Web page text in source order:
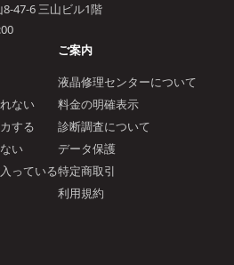
47-6 三山ビル1階
ない
する
い
っている
ご案内
液晶修理センターについて
料金の明確表示
診断調査について
データ保護
特定商取引
利用規約